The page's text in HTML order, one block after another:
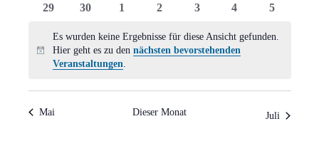
0
29
0
30
0
1
0
2
0
3
0
4
0
5
Hinweis
Es wurden keine Ergebnisse für diese Ansicht gefunden.
Hier geht es zu den nächsten bevorstehenden
Veranstaltungen.
Mai Dieser Monat Juli